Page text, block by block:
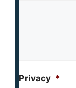
Privacy *